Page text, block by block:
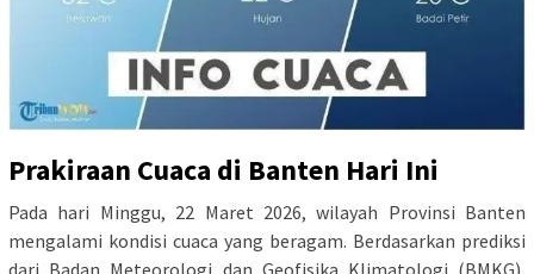
Prakiraan Cuaca di Banten Hari Ini
Pada hari Minggu, 22 Maret 2026, wilayah Provinsi Banten
mengalami kondisi cuaca yang beragam. Berdasarkan prediksi